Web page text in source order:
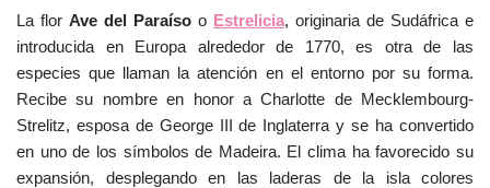
La flor Ave del Paraíso o Estrelicia, originaria de Sudáfrica e
introducida en Europa alrededor de 1770, es otra de las
especies que llaman la atención en el entorno por su forma.
Recibe su nombre en honor a Charlotte de Mecklembourg-
Strelitz, esposa de George III de Inglaterra y se ha convertido
en uno de los símbolos de Madeira. El clima ha favorecido su
expansión, desplegando en las laderas de la isla colores